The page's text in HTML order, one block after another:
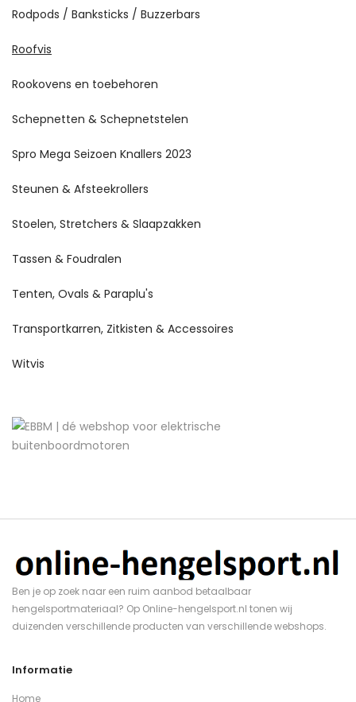
Rodpods / Banksticks / Buzzerbars
Roofvis
Rookovens en toebehoren
Schepnetten & Schepnetstelen
Spro Mega Seizoen Knallers 2023
Steunen & Afsteekrollers
Stoelen, Stretchers & Slaapzakken
Tassen & Foudralen
Tenten, Ovals & Paraplu's
Transportkarren, Zitkisten & Accessoires
Witvis
Ben je op zoek naar een ruim aanbod betaalbaar
hengelsportmateriaal? Op Online-hengelsport.nl tonen wij
duizenden verschillende producten van verschillende webshops.
Informatie
Home